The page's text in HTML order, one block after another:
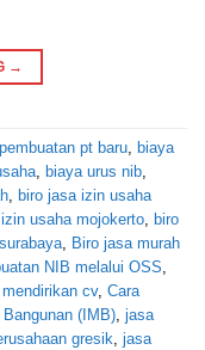
→
pt baru, biaya
, biaya urus nib,
, biro jasa izin usaha
usaha mojokerto, biro
, Biro jasa murah
NIB melalui OSS,
cv, Cara
Bangunan (IMB), jasa
gresik, jasa